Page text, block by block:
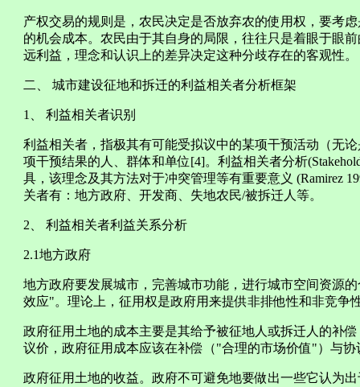
产权交易的规则是，农民决定是否放弃农的使用权，要考
的机会成本。农民由于其自身的局限，往往只是着眼于眼
远利益，理念和认识上的差异决定这种分歧存在的客观性。
二、 城市建设征地和拆迁的利益相关者分析框架
1、 利益相关者识别
利益相关者，指极其有可能受拟议中的某项干预活动（无
项干预结果的人、群体和单位[4]。利益相关者分析
具，该理念及其方法对于冲突管理等有重要意义 (Ramirez
关者有：地方政府、开发商、失地农民/被拆迁人等。
2、 利益相关者利益关系分析
2.1地方政府
地方政府要发展城市，完善城市功能，进行城市空间资源
效应"。理论上，征用权是政府用来提供非排他性和非竞争
政府征用土地的成本主要是其给予被征地人或拆迁人的补
议价，政府征用成本应该在补偿（"合理的市场价值"）与
政府征用土地的收益。政府不可避免地要做出一些它认为